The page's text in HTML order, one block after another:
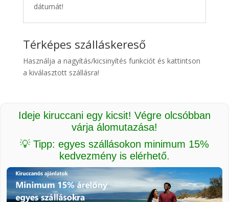
dátumát!
Térképes szálláskereső
Használja a nagyítás/kicsinyítés funkciót és kattintson
a kiválasztott szállásra!
Ideje kiruccani egy kicsit! Végre olcsóbban
várja álomutazása!
💡 Tipp: egyes szállásokon minimum 15%
kedvezmény is elérhető.